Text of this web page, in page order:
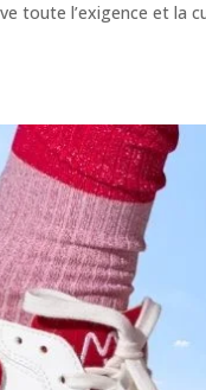
toute l’exigence et la